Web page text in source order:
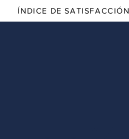
ÍNDICE DE SATISFACCIÓN